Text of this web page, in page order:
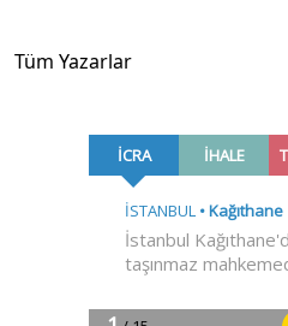
Tüm Yazarlar